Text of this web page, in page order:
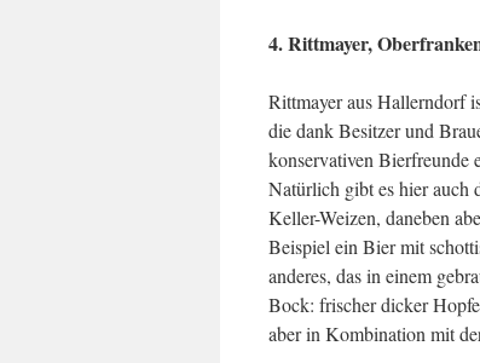
4. Rittmayer,
Rittmayer aus Hallerndorf
die dank Besitzer und
konservativen Bierfreunde
Natürlich gibt es hier auch
Keller-Weizen, daneben
Beispiel ein Bier mit
anderes, das in einem
Bock: frischer dicker
aber in Kombination mit